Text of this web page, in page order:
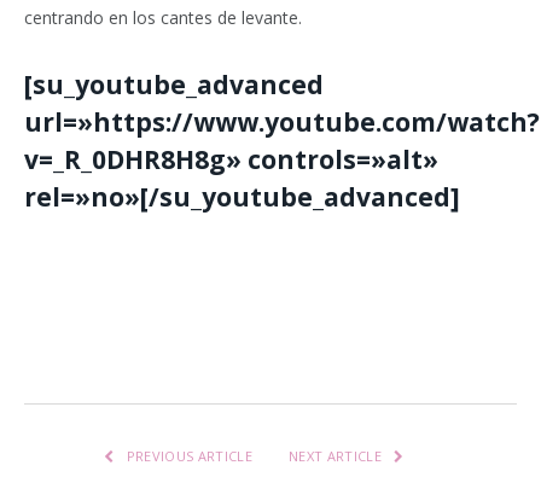
centrando en los cantes de levante.
[su_youtube_advanced
url=»https://www.youtube.com/watch?
v=_R_0DHR8H8g» controls=»alt»
rel=»no»[/su_youtube_advanced]
PREVIOUS ARTICLE NEXT ARTICLE